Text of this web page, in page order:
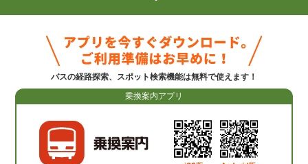
バスの経路探索、スポット検索機能は無料で使えます！
乗換案内アプリ